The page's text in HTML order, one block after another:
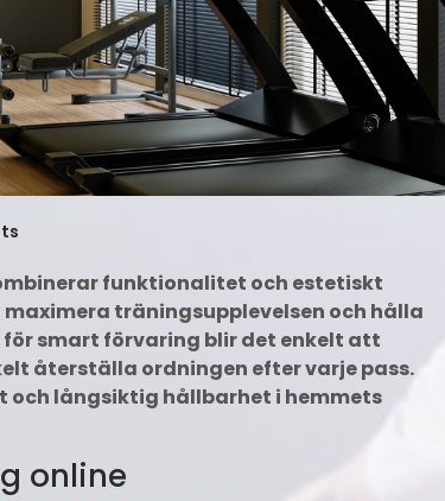
funktionalitet och estetiskt
träningsupplevelsen och hålla
smart förvaring blir det enkelt att
återställa ordningen efter varje pass.
långsiktig hållbarhet i hemmets
online